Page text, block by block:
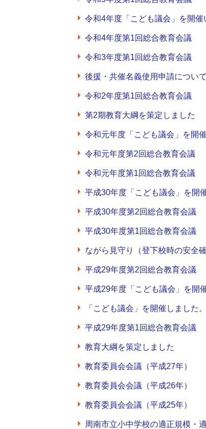
令和4年度「こども議会」を開催
令和4年度第1回総合教育会議
令和3年度第1回総合教育会議
後援・共催名義使用申請について
令和2年度第1回総合教育会議
第2期教育大綱を策定しました
令和元年度「こども議会」を開
令和元年度第2回総合教育会議
令和元年度第1回総合教育会議
平成30年度「こども議会」を開
平成30年度第2回総合教育会議
平成30年度第1回総合教育会議
ながら見守り（登下校時の安全
平成29年度第2回総合教育会議
平成29年度「こども議会」を開
「こども議会」を開催しました。
平成29年度第1回総合教育会議
教育大綱を策定しました
教育委員会会議（平成27年）
教育委員会会議（平成26年）
教育委員会会議（平成25年）
周南市立小中学校の適正規模・